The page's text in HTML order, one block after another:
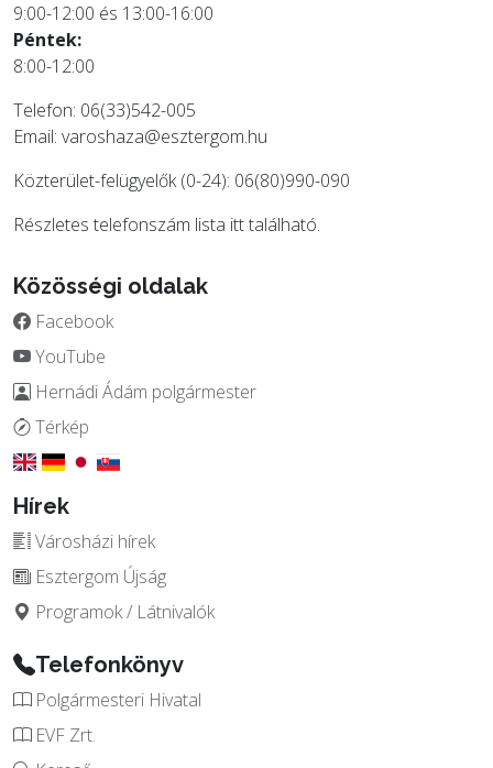
9:00-12:00 és 13:00-16:00
Péntek:
8:00-12:00
Telefon: 06(33)542-005
Email: varoshaza@esztergom.hu
Közterület-felügyelők (0-24): 06(80)990-090
Részletes telefonszám lista itttalálható.
Közösségi oldalak
Facebook
YouTube
Hernádi Ádám polgármester
Térkép
Hírek
Városházi hírek
Esztergom Újság
Programok / Látnivalók
Telefonkönyv
Polgármesteri Hivatal
EVF Zrt.